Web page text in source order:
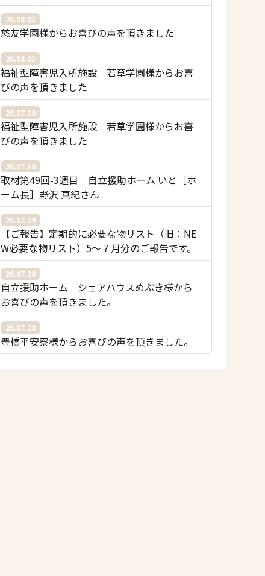
26.08.03
慈友学園様からお喜びの声を頂きました
26.08.03
福祉型障害児入所施設 若草学園様からお喜
びの声を頂きました
26.07.30
福祉型障害児入所施設 若草学園様からお喜
びの声を頂きました
26.07.30
取材第49回-3週目 自立援助ホーム いと［ホ
ーム長］野沢 真紀さん
26.07.29
【ご報告】定期的に必要な物リスト（旧：NE
W必要な物リスト）5〜７月分のご報告です。
26.07.28
自立援助ホーム シェアハウスめぶき様から
お喜びの声を頂きました。
26.07.28
豊橋平安寮様からお喜びの声を頂きました。